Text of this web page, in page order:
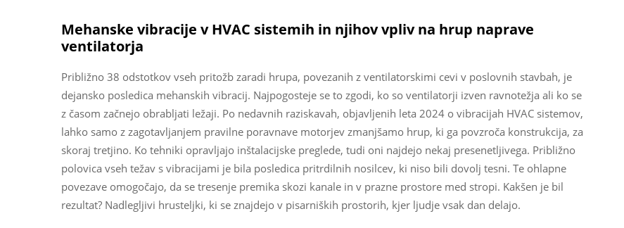
Mehanske vibracije v HVAC sistemih in njihov vpliv na hrup naprave
ventilatorja
Približno 38 odstotkov vseh pritožb zaradi hrupa, povezanih z ventilatorskimi cevi v poslovnih stavbah, je
dejansko posledica mehanskih vibracij. Najpogosteje se to zgodi, ko so ventilatorji izven ravnotežja ali ko se
z časom začnejo obrabljati ležaji. Po nedavnih raziskavah, objavljenih leta 2024 o vibracijah HVAC sistemov,
lahko samo z zagotavljanjem pravilne poravnave motorjev zmanjšamo hrup, ki ga povzroča konstrukcija, za
skoraj tretjino. Ko tehniki opravljajo inštalacijske preglede, tudi oni najdejo nekaj presenetljivega. Približno
polovica vseh težav s vibracijami je bila posledica pritrdilnih nosilcev, ki niso bili dovolj tesni. Te ohlapne
povezave omogočajo, da se tresenje premika skozi kanale in v prazne prostore med stropi. Kakšen je bil
rezultat? Nadlegljivi hrusteljki, ki se znajdejo v pisarniških prostorih, kjer ljudje vsak dan delajo.